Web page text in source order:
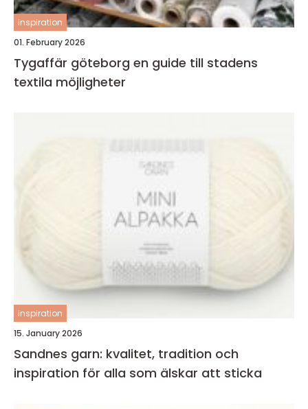
inspiration
01. February 2026
Tygaffär göteborg en guide till stadens
textila möjligheter
inspiration
15. January 2026
Sandnes garn: kvalitet, tradition och
inspiration för alla som älskar att sticka